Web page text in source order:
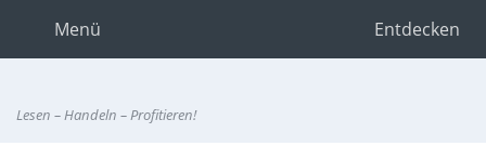
Entdecken
Menü
Lesen – Handeln – Profitieren!